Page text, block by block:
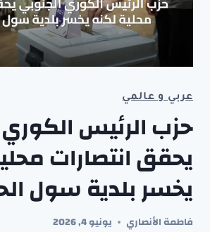
عربي و عالمي
حزب الرئيس
يحقق انتصارات
يخسر بلدية سول
فاطمة الأنصاري يونيو 4, 2026